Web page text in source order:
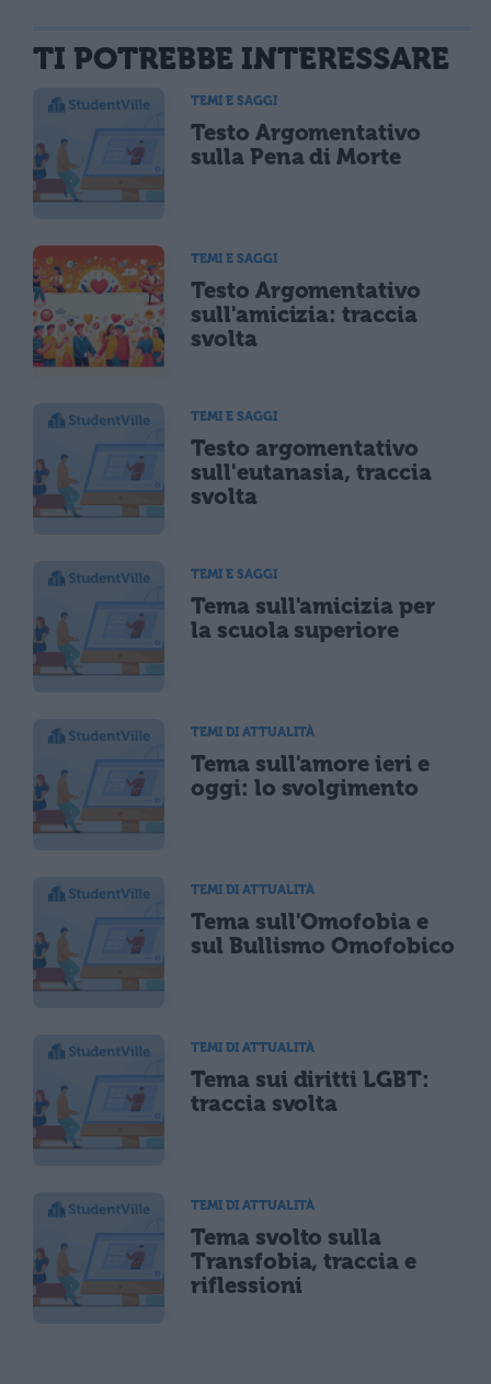
TI POTREBBE INTERESSARE
TEMI E SAGGI
Testo Argomentativo
sulla Pena di Morte
TEMI E SAGGI
Testo Argomentativo
sull'amicizia: traccia
svolta
TEMI E SAGGI
Testo argomentativo
sull'eutanasia, traccia
svolta
TEMI E SAGGI
Tema sull'amicizia per
la scuola superiore
TEMI DI ATTUALITÀ
Tema sull'amore ieri e
oggi: lo svolgimento
TEMI DI ATTUALITÀ
Tema sull'Omofobia e
sul Bullismo Omofobico
TEMI DI ATTUALITÀ
Tema sui diritti LGBT:
traccia svolta
TEMI DI ATTUALITÀ
Tema svolto sulla
Transfobia, traccia e
riflessioni